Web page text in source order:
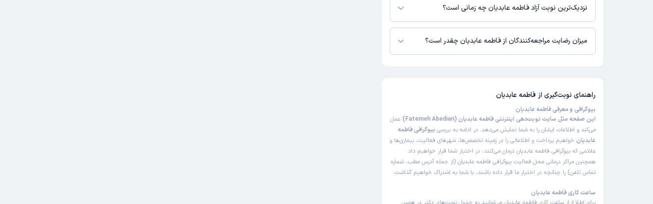
نزدیک‌ترین نوبت آزاد فاطمه عابدیان چه زمانی است؟
فاطمه عابدیان از روز شنبه 17 مرداد 1405 بیمار جدید می‌پذیرند.
میزان رضایت مراجعه‌کنندگان از فاطمه عابدیان چقدر است؟
راهنمای نوبت‌گیری از فاطمه عابدیان
بیوگرافی و معرفی فاطمه عابدیان
این صفحه مثل سایت نوبت‌دهی اینترنتی فاطمه عابدیان (Fatemeh Abedian)
عمل
می‌کند و اطلاعات ایشان را به شما نمایش می‌دهد. در ادامه به بررسی بیوگرافی فاطمه
عابدیان خواهیم پرداخت و اطلاعاتی را در زمینه تخصص‌ها، شهرهای فعالیت، بیماری‌ها و
علائمی که بیوگرافی فاطمه عابدیان درمان می‌کنند، در اختیار شما قرار خواهیم داد.
همچنین مراکز درمانی محل فعالیت بیوگرافی فاطمه عابدیان (از جمله آدرس مطب، شماره
تماس تلفن) را چنانچه در اختیار ما قرار داده باشند، با شما به اشتراک خواهیم گذاشت.
ساعت کاری فاطمه عابدیان